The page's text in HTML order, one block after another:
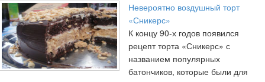
Невероятно воздушный торт
«Сникерс»
К концу 90-х годов появился
рецепт торта «Сникерс» с
названием популярных
батончиков, которые были для